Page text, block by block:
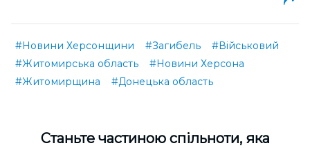
#Новини Херсонщини #Загибель
#Військовий
#Житомирська область
#Новини Херсона
#Житомирщина
#Донецька область
Cтаньте частиною спільноти, яка